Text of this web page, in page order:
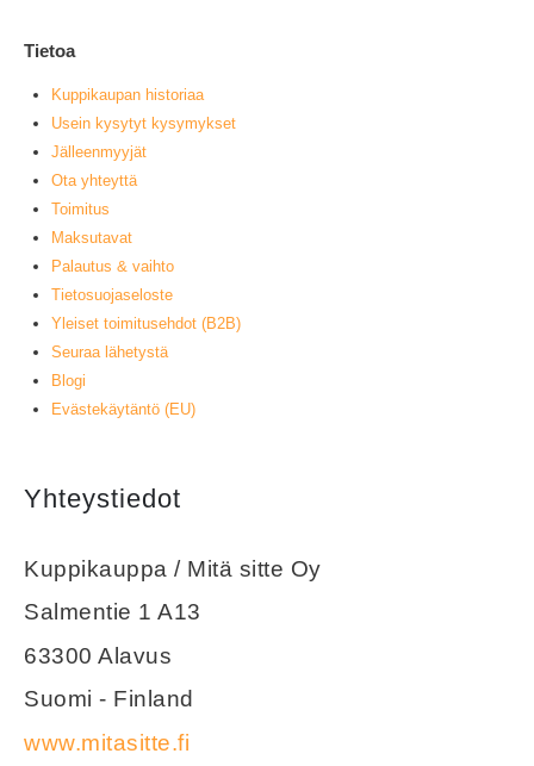
Tietoa
Kuppikaupan historiaa
Usein kysytyt kysymykset
Jälleenmyyjät
Ota yhteyttä
Toimitus
Maksutavat
Palautus & vaihto
Tietosuojaseloste
Yleiset toimitusehdot (B2B)
Seuraa lähetystä
Blogi
Evästekäytäntö (EU)
Yhteystiedot
Kuppikauppa / Mitä sitte Oy
Salmentie 1 A13
63300 Alavus
Suomi - Finland
www.mitasitte.fi